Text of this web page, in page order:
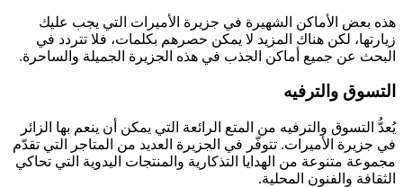
هذه بعض الأماكن الشهيرة في جزيرة الأميرات التي يجب عليك
زيارتها، لكن هناك المزيد لا يمكن حصرهم بكلمات، فلا تتردد في
البحث عن جميع أماكن الجذب في هذه الجزيرة الجميلة والساحرة.
التسوق والترفيه
يُعدُّ التسوق والترفيه من المتع الرائعة التي يمكن أن ينعم بها الزائر
في جزيرة الأميرات. تتوفّر في الجزيرة العديد من المتاجر التي تقدّم
مجموعة متنوعة من الهدايا التذكارية والمنتجات اليدوية التي تحاكي
الثقافة والفنون المحلية.